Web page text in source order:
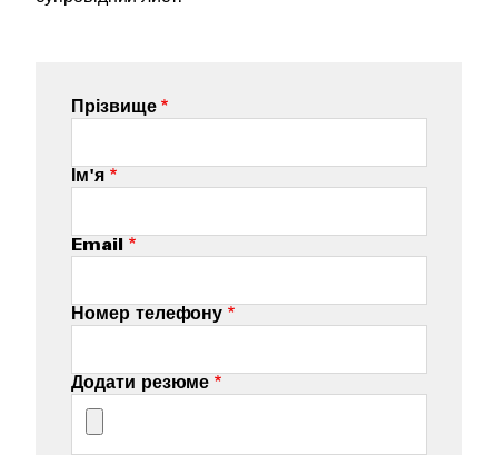
Прізвище
Ім'я
Email
Номер телефону
Додати резюме